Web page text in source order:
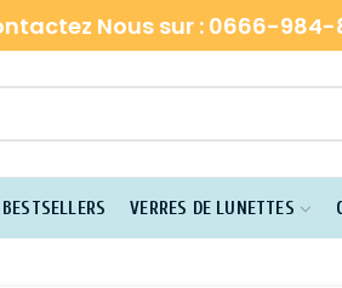
Nous sur : 0666-
BESTSELLERS VERRES DE LUNETTES